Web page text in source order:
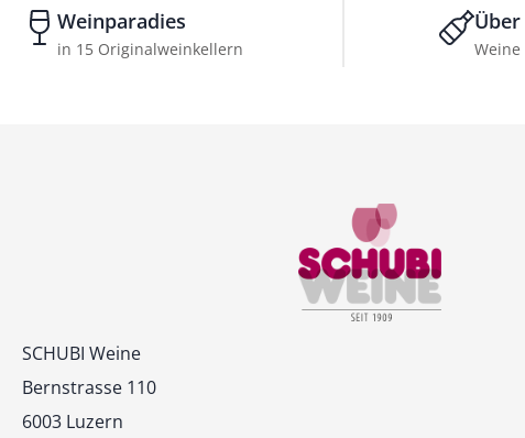
Weinparadies
in 15 Originalweinkellern
Über
Kontakt
SCHUBI Weine
Bernstrasse 110
6003 Luzern